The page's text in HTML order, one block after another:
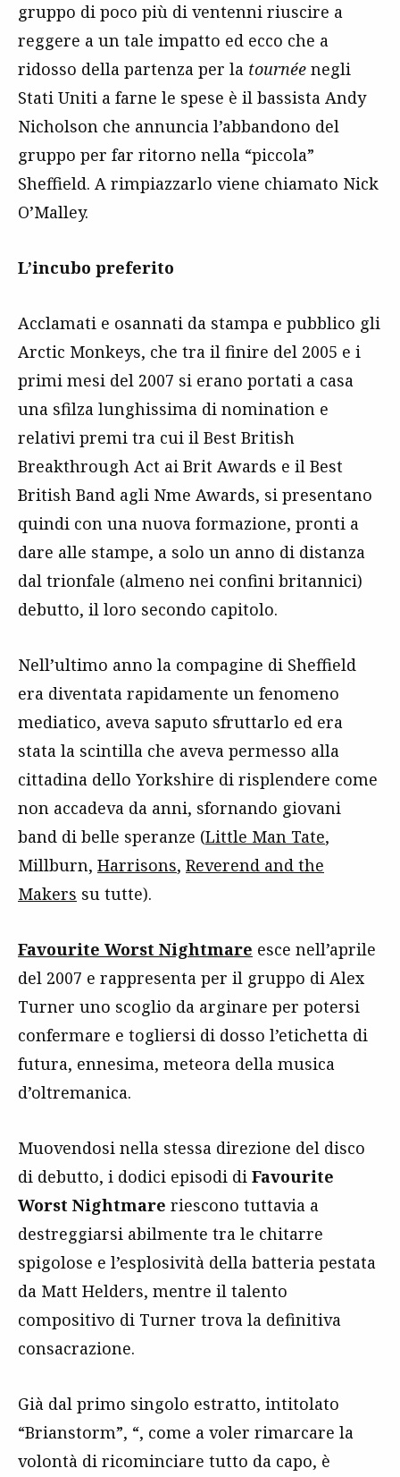
gruppo di poco più di ventenni riuscire a
reggere a un tale impatto ed ecco che a
ridosso della partenza per la tournée negli
Stati Uniti a farne le spese è il bassista Andy
Nicholson che annuncia l’abbandono del
gruppo per far ritorno nella “piccola”
Sheffield. A rimpiazzarlo viene chiamato Nick
O’Malley.
L’incubo preferito
Acclamati e osannati da stampa e pubblico gli
Arctic Monkeys, che tra il finire del 2005 e i
primi mesi del 2007 si erano portati a casa
una sfilza lunghissima di nomination e
relativi premi tra cui il Best British
Breakthrough Act ai Brit Awards e il Best
British Band agli Nme Awards, si presentano
quindi con una nuova formazione, pronti a
dare alle stampe, a solo un anno di distanza
dal trionfale (almeno nei confini britannici)
debutto, il loro secondo capitolo.
Nell’ultimo anno la compagine di Sheffield
era diventata rapidamente un fenomeno
mediatico, aveva saputo sfruttarlo ed era
stata la scintilla che aveva permesso alla
cittadina dello Yorkshire di risplendere come
non accadeva da anni, sfornando giovani
band di belle speranze (Little Man Tate,
Millburn, Harrisons, Reverend and the
Makers su tutte).
Favourite Worst Nightmare esce nell’aprile
del 2007 e rappresenta per il gruppo di Alex
Turner uno scoglio da arginare per potersi
confermare e togliersi di dosso l’etichetta di
futura, ennesima, meteora della musica
d’oltremanica.
Muovendosi nella stessa direzione del disco
di debutto, i dodici episodi di Favourite
Worst Nightmare riescono tuttavia a
destreggiarsi abilmente tra le chitarre
spigolose e l’esplosività della batteria pestata
da Matt Helders, mentre il talento
compositivo di Turner trova la definitiva
consacrazione.
Già dal primo singolo estratto, intitolato
“Brianstorm”, “, come a voler rimarcare la
volontà di ricominciare tutto da capo, è